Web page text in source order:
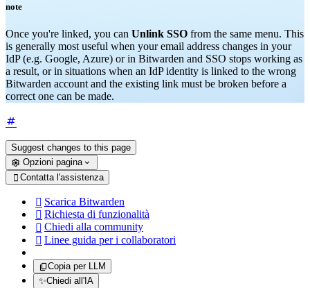
note
Once you're linked, you can Unlink SSO from the same menu. This
is generally most useful when your email address changes in your
IdP (e.g. Google, Azure) or in Bitwarden and SSO stops working as
a result, or in situations when an IdP identity is linked to the wrong
Bitwarden account and the existing link must be broken before a
correct one can be made.
Suggest changes to this page
Opzioni pagina
 Contatta l'assistenza
 Scarica Bitwarden
 Richiesta di funzionalità
 Chiedi alla community
 Linee guida per i collaboratori
Copia per LLM
✨Chiedi all'IA